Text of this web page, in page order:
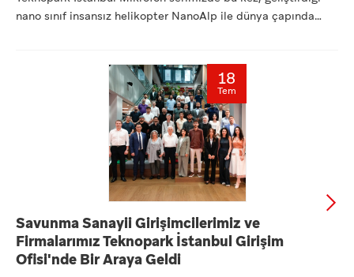
nano sınıf insansız helikopter NanoAlp ile dünya çapında
18
Tem
Savunma Sanayii Girişimcilerimiz ve
Firmalarımız Teknopark İstanbul Girişim
Ofisi'nde Bir Araya Geldi